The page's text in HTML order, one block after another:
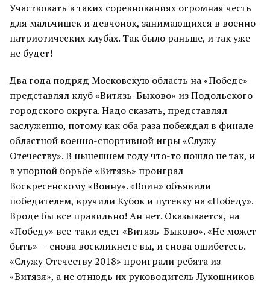
Участвовать в таких соревнованиях огромная честь
для мальчишек и девчонок, занимающихся в военно-
патриотических клубах. Так было раньше, и так уже
не будет!
Два года подряд Московскую область на «Победе»
представлял клуб «Витязь-Быково» из Подольского
городского округа. Надо сказать, представлял
заслуженно, потому как оба раза побеждал в финале
областной военно-спортивной игры «Служу
Отечеству». В нынешнем году что-то пошло не так, и
в упорной борьбе «Витязь» проиграл
Воскресенскому «Воину». «Воин» объявили
победителем, вручили Кубок и путевку на «Победу».
Вроде бы все правильно! Ан нет. Оказывается, на
«Победу» все-таки едет «Витязь-Быково». «Не может
быть» — снова воскликнете вы, и снова ошибетесь.
«Служу Отечеству 2018» проиграли ребята из
«Витязя», а не отнюдь их руководитель Лукошников